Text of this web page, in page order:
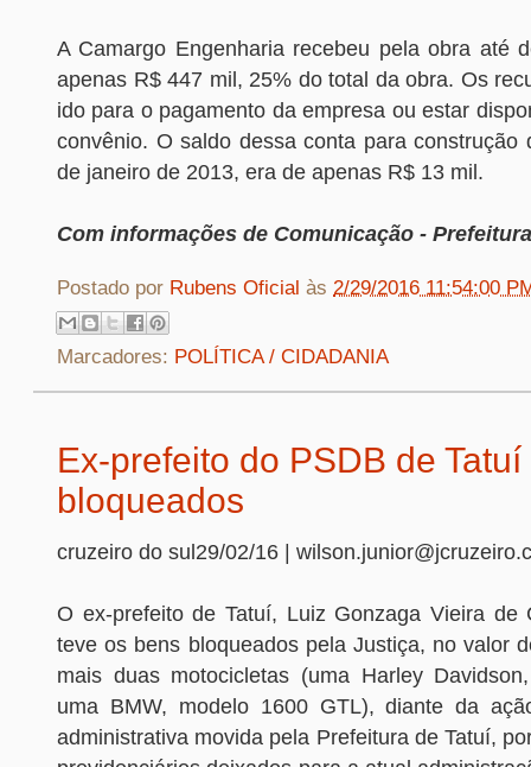
A Camargo Engenharia recebeu pela obra até
apenas R$ 447 mil, 25% do total da obra. Os
ido para o pagamento da empresa ou estar
convênio. O saldo dessa conta para construção
de janeiro de 2013, era de apenas R$ 13 mil.
Com informações de Comunicação -
Postado por Rubens Oficial às 2/29/2016 11:54:00
Marcadores: POLÍTICA / CIDADANIA
Ex-prefeito do PSDB de
bloqueados
cruzeiro do sul29/02/16 |
O ex-prefeito de Tatuí, Luiz Gonzaga Vieira de
teve os bens bloqueados pela Justiça, no valor
mais duas motocicletas (uma Harley
uma BMW, modelo 1600 GTL), diante da
administrativa movida pela Prefeitura de Tatuí,